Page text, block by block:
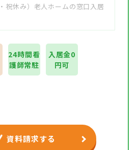
祝休み）老人ホームの窓口入居
24時間看
護師常駐
入居金0
円可
資料請求する